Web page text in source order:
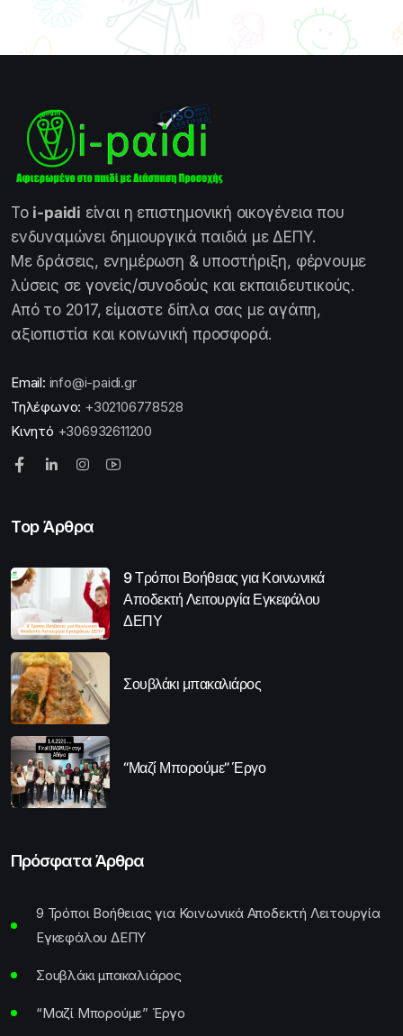
Το i-paidi είναι η επιστημονική οικογένεια που
ενδυναμώνει δημιουργικά παιδιά με ΔΕΠΥ.
Με δράσεις, ενημέρωση & υποστήριξη, φέρνουμε
λύσεις σε γονείς/συνοδούς και εκπαιδευτικούς.
Από το 2017, είμαστε δίπλα σας με αγάπη,
αξιοπιστία και κοινωνική προσφορά.
Email: info@i-paidi.gr
Τηλέφωνο: +302106778528
Κινητό +306932611200
Top Άρθρα
9 Τρόποι Βοήθειας για Κοινωνικά
Αποδεκτή Λειτουργία Εγκεφάλου
ΔΕΠΥ
Σουβλάκι μπακαλιάρος
“Μαζί Μπορούμε” Έργο
Πρόσφατα Άρθρα
9 Τρόποι Βοήθειας για Κοινωνικά Αποδεκτή Λειτουργία
Εγκεφάλου ΔΕΠΥ
Σουβλάκι μπακαλιάρος
“Μαζί Μπορούμε” Έργο